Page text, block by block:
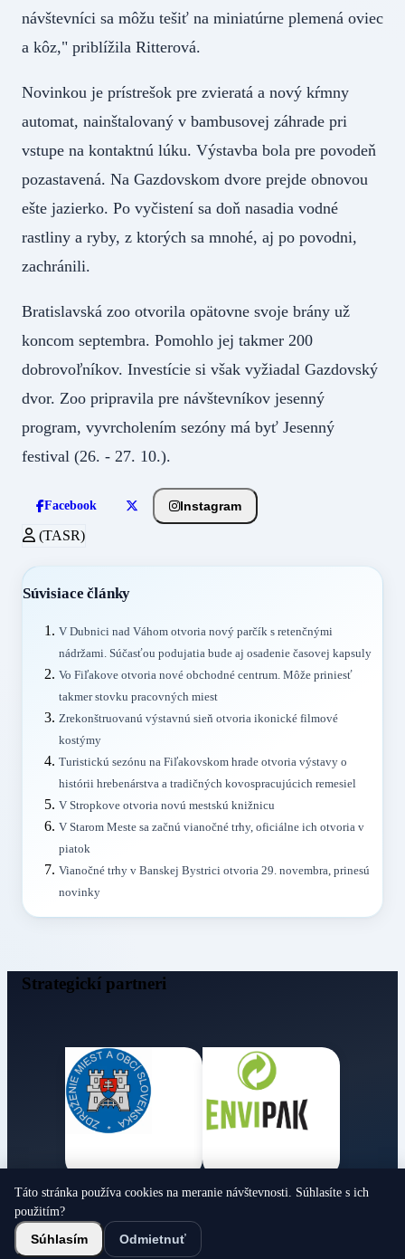
návštevníci sa môžu tešiť na miniatúrne plemená oviec
a kôz," priblížila Ritterová.
Novinkou je prístrešok pre zvieratá a nový kŕmny
automat, nainštalovaný v bambusovej záhrade pri
vstupe na kontaktnú lúku. Výstavba bola pre povodeň
pozastavená. Na Gazdovskom dvore prejde obnovou
ešte jazierko. Po vyčistení sa doň nasadia vodné
rastliny a ryby, z ktorých sa mnohé, aj po povodni,
zachránili.
Bratislavská zoo otvorila opätovne svoje brány už
koncom septembra. Pomohlo jej takmer 200
dobrovoľníkov. Investície si však vyžiadal Gazdovský
dvor. Zoo pripravila pre návštevníkov jesenný
program, vyvrcholením sezóny má byť Jesenný
festival (26. - 27. 10.).
Facebook Instagram
(TASR)
Súvisiace články
V Dubnici nad Váhom otvoria nový parčík s retenčnými
nádržami. Súčasťou podujatia bude aj osadenie časovej kapsuly
Vo Fiľakove otvoria nové obchodné centrum. Môže priniesť
takmer stovku pracovných miest
Zrekonštruovanú výstavnú sieň otvoria ikonické filmové
kostýmy
Turistickú sezónu na Fiľakovskom hrade otvoria výstavy o
histórii hrebenárstva a tradičných kovospracujúcich remesiel
V Stropkove otvoria novú mestskú knižnicu
V Starom Meste sa začnú vianočné trhy, oficiálne ich otvoria v
piatok
Vianočné trhy v Banskej Bystrici otvoria 29. novembra, prinesú
novinky
Strategickí partneri
Obecné noviny
© 2026 Všetky práva vyhradené
Táto stránka používa cookies na meranie návštevnosti. Súhlasíte s ich
použitím?
Súhlasím Odmietnuť